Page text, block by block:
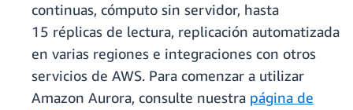
continuas, cómputo sin servidor, hasta
15 réplicas de lectura, replicación automatizada
en varias regiones e integraciones con otros
servicios de AWS. Para comenzar a utilizar
Amazon Aurora, consulte nuestra página de